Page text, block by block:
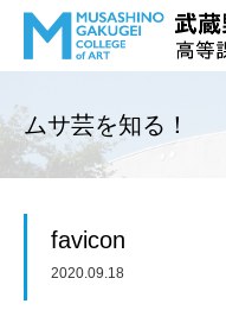
ムサ芸を知る！
favicon
2020.09.18